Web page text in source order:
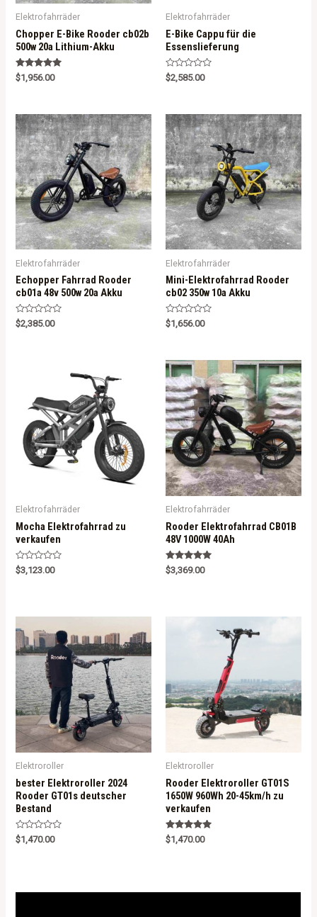
Elektrofahrräder
Chopper E-Bike Rooder cb02b
500w 20a Lithium-Akku
Rated
5.00
$1,956.00
Elektrofahrräder
E-Bike Cappu für die
Essenslieferung
R
a
0
o
u
t
o
f
5
$2,585.00
Elektrofahrräder
Echopper Fahrrad Rooder
cb01a 48v 500w 20a Akku
R
a
$2,385.00
Elektrofahrräder
Mini-Elektrofahrrad Rooder
cb02 350w 10a Akku
R
a
0
o
u
t
o
f
5
$1,656.00
Elektrofahrräder
Mocha Elektrofahrrad zu
verkaufen
R
a
o
u
t
o
f
$3,123.00
Elektrofahrräder
Rooder Elektrofahrrad CB01B
48V 1000W 40Ah
Rated
5.00
$3,369.00
Elektroroller
bester Elektroroller 2024
Rooder GT01s deutscher
Bestand
R
a
$1,470.00
Elektroroller
Rooder Elektroroller GT01S
1650W 960Wh 20-45km/h zu
verkaufen
Rated
5.00
$1,470.00